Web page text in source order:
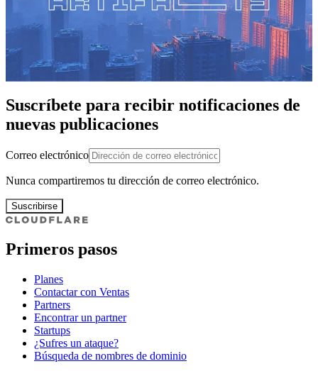
Suscríbete para recibir notificaciones de
nuevas publicaciones
Correo electrónico
Nunca compartiremos tu dirección de correo electrónico.
Suscribirse
Primeros pasos
Planes
Contactar con Ventas
Partners
Encontrar un partner
Startups
¿Sufres un ataque?
Búsqueda de nombres de dominio